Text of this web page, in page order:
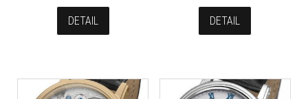
DETAIL DETAIL